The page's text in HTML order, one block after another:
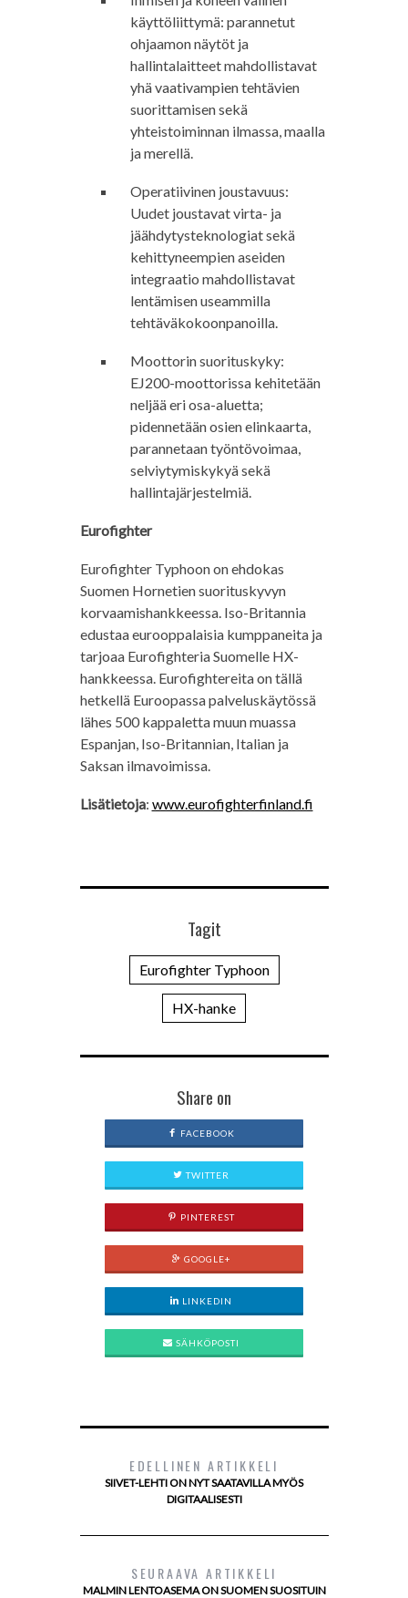
käyttöliittymä: parannetut
ohjaamon näytöt ja
hallintalaitteet mahdollistavat
yhä vaativampien tehtävien
suorittamisen sekä
yhteistoiminnan ilmassa, maalla
ja merellä.
Operatiivinen joustavuus:
Uudet joustavat virta- ja
jäähdytysteknologiat sekä
kehittyneempien aseiden
integraatio mahdollistavat
lentämisen useammilla
tehtäväkokoonpanoilla.
Moottorin suorituskyky:
EJ200-moottorissa kehitetään
neljää eri osa-aluetta;
pidennetään osien elinkaarta,
parannetaan työntövoimaa,
selviytymiskykyä sekä
hallintajärjestelmiä.
Eurofighter
Eurofighter Typhoon on ehdokas
Suomen Hornetien suorituskyvyn
korvaamishankkeessa. Iso-Britannia
edustaa eurooppalaisia kumppaneita ja
tarjoaa Eurofighteria Suomelle HX-
hankkeessa. Eurofightereita on tällä
hetkellä Euroopassa palveluskäytössä
lähes 500 kappaletta muun muassa
Espanjan, Iso-Britannian, Italian ja
Saksan ilmavoimissa.
Lisätietoja: www.eurofighterfinland.fi
Tagit
Eurofighter Typhoon
HX-hanke
Share on
FACEBOOK
TWITTER
PINTEREST
GOOGLE+
LINKEDIN
SÄHKÖPOSTI
EDELLINEN ARTIKKELI
SIIVET-LEHTI ON NYT SAATAVILLA MYÖS
DIGITAALISESTI
SEURAAVA ARTIKKELI
MALMIN LENTOASEMA ON SUOMEN SUOSITUIN